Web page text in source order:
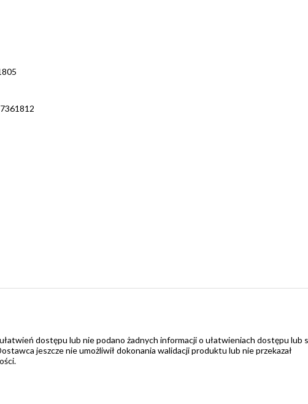
dostępu lub nie podano żadnych informacji o ułatwieniach dostępu lub
jeszcze nie umożliwił dokonania walidacji produktu lub nie przekazał